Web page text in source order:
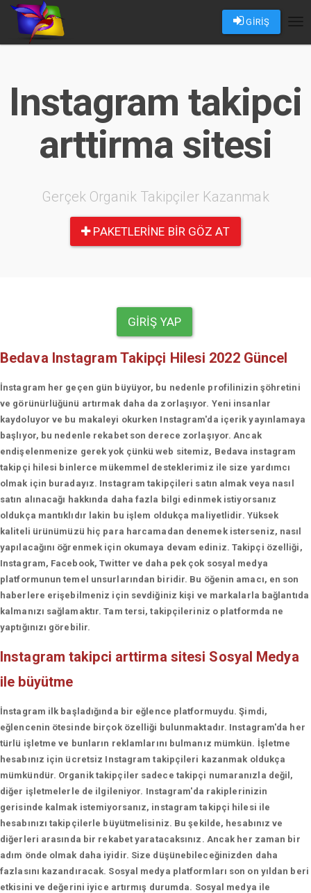
GİRİŞ
Instagram takipci
arttirma sitesi
Gerçek Organik Takipçiler Kazanmak
PAKETLERINE BIR GÖZ AT
GIRIŞ YAP
Bedava Instagram Takipçi Hilesi 2022 Güncel
İnstagram her geçen gün büyüyor, bu nedenle profilinizin şöhretini
ve görünürlüğünü artırmak daha da zorlaşıyor. Yeni insanlar
kaydoluyor ve bu makaleyi okurken Instagram'da içerik yayınlamaya
başlıyor, bu nedenle rekabet son derece zorlaşıyor. Ancak
endişelenmenize gerek yok çünkü web sitemiz, Bedava instagram
takipçi hilesi binlerce mükemmel desteklerimiz ile size yardımcı
olmak için buradayız. Instagram takipçileri satın almak veya nasıl
satın alınacağı hakkında daha fazla bilgi edinmek istiyorsanız
oldukça mantıklıdır lakin bu işlem oldukça maliyetlidir. Yüksek
kaliteli ürünümüzü hiç para harcamadan denemek isterseniz, nasıl
yapılacağını öğrenmek için okumaya devam ediniz. Takipçi özelliği,
Instagram, Facebook, Twitter ve daha pek çok sosyal medya
platformunun temel unsurlarından biridir. Bu öğenin amacı, en son
haberlere erişebilmeniz için sevdiğiniz kişi ve markalarla bağlantıda
kalmanızı sağlamaktır. Tam tersi, takipçileriniz o platformda ne
yaptığınızı görebilir.
Instagram takipci arttirma sitesi Sosyal Medya
ile büyütme
İnstagram ilk başladığında bir eğlence platformuydu. Şimdi,
eğlencenin ötesinde birçok özelliği bulunmaktadır. Instagram'da her
türlü işletme ve bunların reklamlarını bulmanız mümkün. İşletme
hesabınız için ücretsiz Instagram takipçileri kazanmak oldukça
mümkündür. Organik takipçiler sadece takipçi numaranızla değil,
diğer işletmelerle de ilgileniyor. Instagram'da rakiplerinizin
gerisinde kalmak istemiyorsanız, instagram takipçi hilesi ile
hesabınızı takipçilerle büyütmelisiniz. Bu şekilde, hesabınız ve
diğerleri arasında bir rekabet yaratacaksınız. Ancak her zaman bir
adım önde olmak daha iyidir. Size düşünebileceğinizden daha
fazlasını kazandıracak. Sosyal medya platformları son on yıldan beri
etkisini ve değerini iyice artırmış durumda. Sosyal medya ile